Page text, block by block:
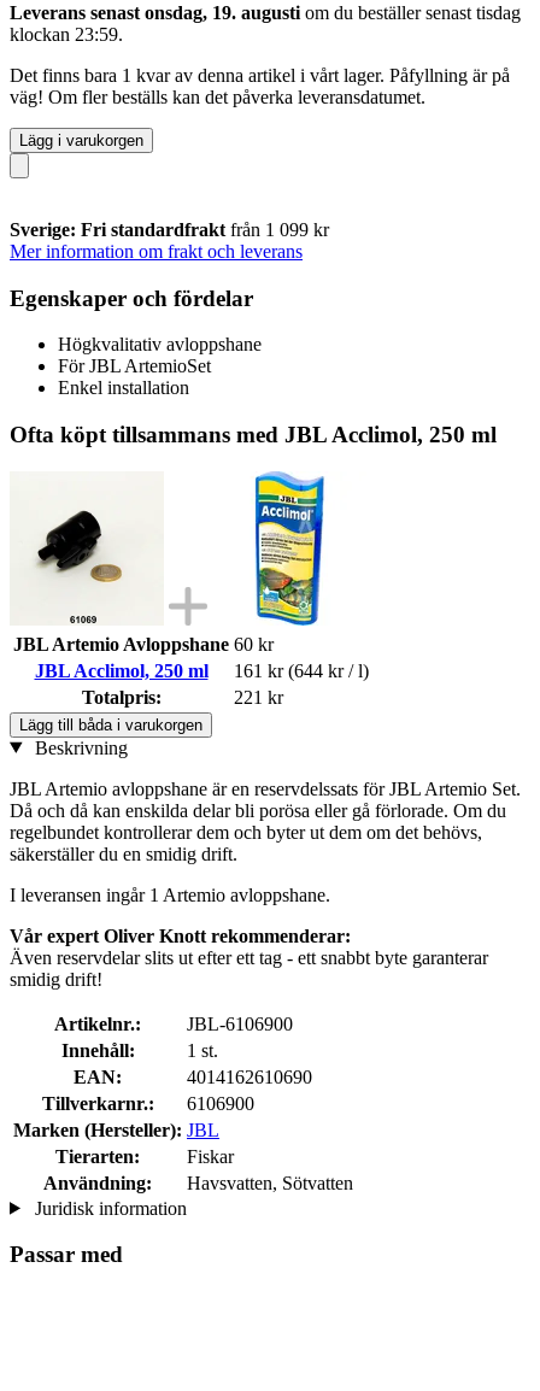
Leverans senast onsdag, 19. augusti om du beställer senast tisdag
klockan 23:59.
Det finns bara 1 kvar av denna artikel i vårt lager. Påfyllning är på
väg! Om fler beställs kan det påverka leveransdatumet.
Lägg i varukorgen
Sverige: Fri standardfrakt från 1 099 kr
Mer information om frakt och leverans
Egenskaper och fördelar
Högkvalitativ avloppshane
För JBL ArtemioSet
Enkel installation
Ofta köpt tillsammans med JBL Acclimol, 250 ml
JBL Artemio Avloppshane 60 kr
JBL Acclimol, 250 ml
161 kr (644 kr / l)
Totalpris:
221 kr
Lägg till båda i varukorgen
Beskrivning
JBL Artemio avloppshane är en reservdelssats för JBL Artemio Set.
Då och då kan enskilda delar bli porösa eller gå förlorade. Om du
regelbundet kontrollerar dem och byter ut dem om det behövs,
säkerställer du en smidig drift.
I leveransen ingår 1 Artemio avloppshane.
Vår expert Oliver Knott rekommenderar:
Även reservdelar slits ut efter ett tag - ett snabbt byte garanterar
smidig drift!
Artikelnr.:
JBL-6106900
Innehåll:
1 st.
EAN:
4014162610690
Tillverkarnr.:
6106900
Marken (Hersteller): JBL
Tierarten:
Fiskar
Användning:
Havsvatten, Sötvatten
Juridisk information
Passar med